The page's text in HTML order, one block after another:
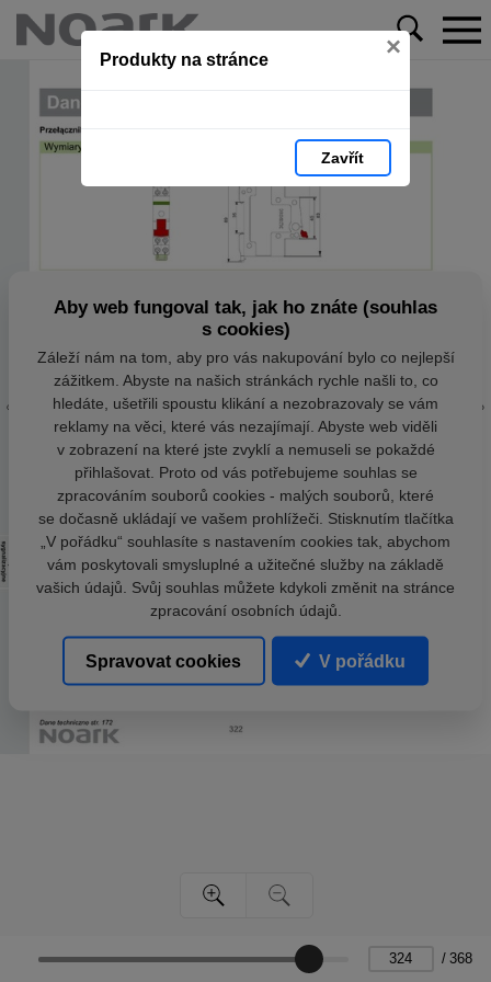
Produkty na stránce ×
Zavřít
/ 368
Aby web fungoval tak, jak ho znáte (souhlas
s cookies)
Záleží nám na tom, aby pro vás nakupování bylo co nejlepší
zážitkem. Abyste na našich stránkách rychle našli to, co
hledáte, ušetřili spoustu klikání a nezobrazovaly se vám
reklamy na věci, které vás nezajímají. Abyste web viděli
v zobrazení na které jste zvyklí a nemuseli se pokaždé
přihlašovat. Proto od vás potřebujeme souhlas se
zpracováním souborů cookies - malých souborů, které
se dočasně ukládají ve vašem prohlížeči. Stisknutím tlačítka
„V pořádku“ souhlasíte s nastavením cookies tak, abychom
vám poskytovali smysluplné a užitečné služby na základě
vašich údajů. Svůj souhlas můžete kdykoli změnit na stránce
zpracování osobních údajů.
Spravovat cookies V pořádku